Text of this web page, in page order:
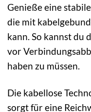
Genieße eine
die mit
kann. So kannst du
vor
haben zu müssen.
Die kabellose
sorgt für eine